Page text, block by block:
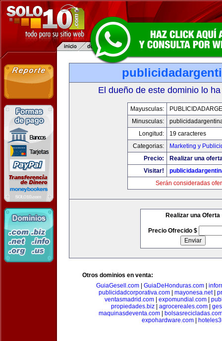
El dueño de este dominio lo
Mayusculas:
Minusculas:
Longitud:
19 caracteres
Categorias:
Marketing y
Precio:
Realizar una
Visitar!
Serán consideradas
Realizar una Oferta
Precio Ofrecido $
Otros dominios en venta:
GuiaGesell.com| GuiaDeHonduras.com|
publicidadcorporativa.com
mayonesa.net|
ventasmadrid.com
expomundial.com
propiedades.biz| agrocereales.com|
maquinasdeventa.com
expohardware.com|